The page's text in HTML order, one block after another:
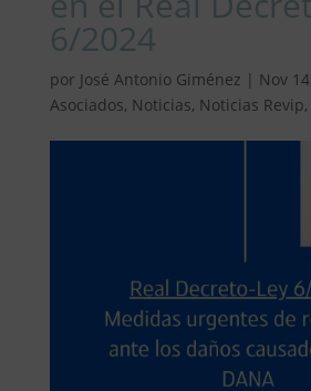
6/2024
por José Antonio Giménez | Nov
Asociados, Noticias, Noticias Revip,